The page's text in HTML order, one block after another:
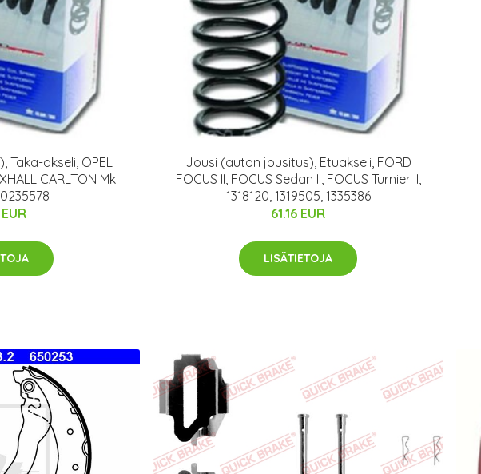
Taka-akseli, OPEL
CARLTON Mk
Jousi (auton jousitus), Etuakseli, FORD
FOCUS II, FOCUS Sedan II, FOCUS Turnier II,
1318120, 1319505, 1335386
61.16 EUR
LISÄTIETOJA